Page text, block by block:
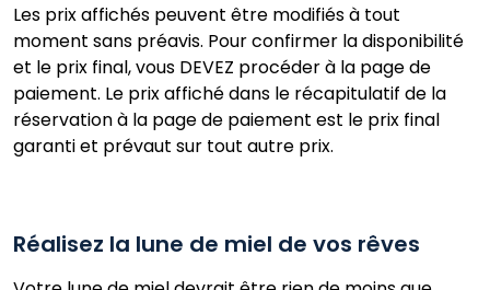
Les prix affichés peuvent être modifiés à tout
moment sans préavis. Pour confirmer la disponibilité
et le prix final, vous DEVEZ procéder à la page de
paiement. Le prix affiché dans le récapitulatif de la
réservation à la page de paiement est le prix final
garanti et prévaut sur tout autre prix.
Réalisez la lune de miel de vos rêves